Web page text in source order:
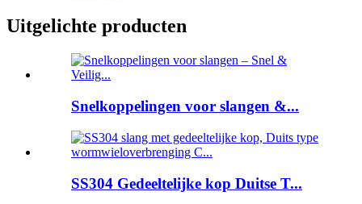
Uitgelichte producten
Snelkoppelingen voor slangen &...
SS304 Gedeeltelijke kop Duitse T...